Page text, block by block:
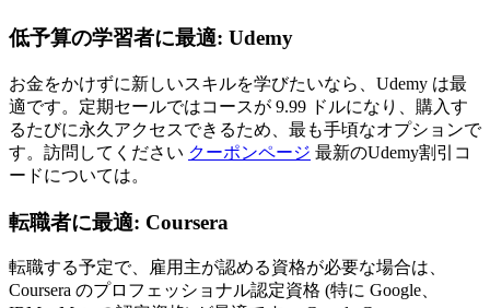
低予算の学習者に最適: Udemy
お金をかけずに新しいスキルを学びたいなら、Udemy は最
適です。定期セールではコースが 9.99 ドルになり、購入す
るたびに永久アクセスできるため、最も手頃なオプションで
す。訪問してください クーポンページ 最新のUdemy割引コ
ードについては。
転職者に最適: Coursera
転職する予定で、雇用主が認める資格が必要な場合は、
Coursera のプロフェッショナル認定資格 (特に Google、